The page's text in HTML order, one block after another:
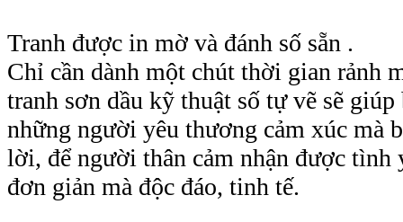
Tranh được in mờ và đánh số sẵn .
Chỉ cần dành một chút thời gian rảnh
tranh sơn dầu kỹ thuật số tự vẽ sẽ
những người yêu thương cảm xúc mà
lời, để người thân cảm nhận được tình
đơn giản mà độc đáo, tinh tế.